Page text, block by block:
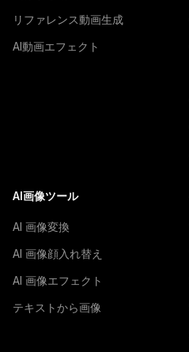
リファレンス動画生成
AI動画エフェクト
AI画像ツール
AI 画像変換
AI 画像顔入れ替え
AI 画像エフェクト
テキストから画像